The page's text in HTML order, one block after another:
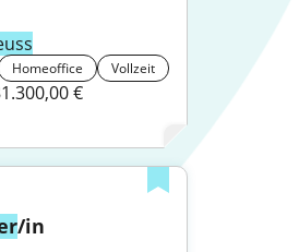
Homeoffice Vollzeit
€
/in